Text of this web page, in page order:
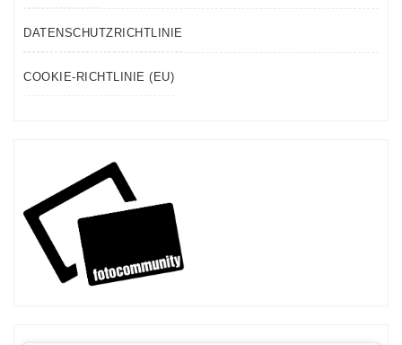
DATENSCHUTZRICHTLINIE
COOKIE-RICHTLINIE (EU)